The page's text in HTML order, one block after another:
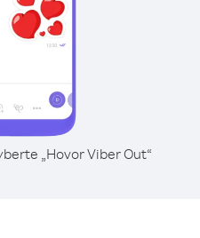
„Hovor Viber Out“